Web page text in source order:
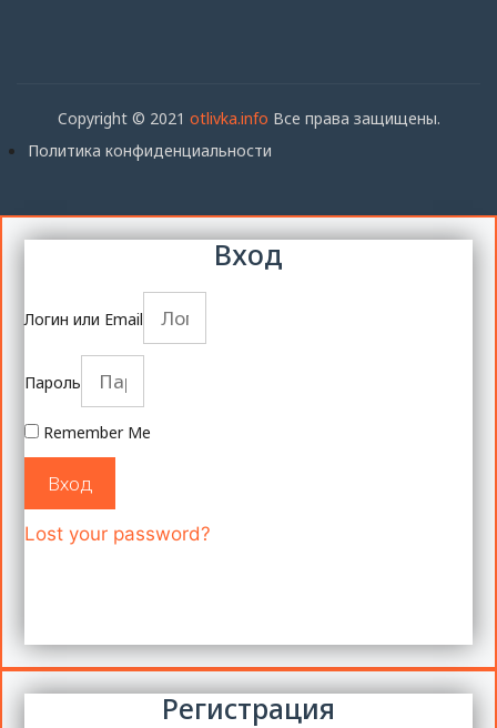
Copyright © 2021 otlivka.info Все права защищены.
Политика конфиденциальности
Вход
Логин или Email
Пароль
Remember Me
Вход
Lost your password?
Регистрация